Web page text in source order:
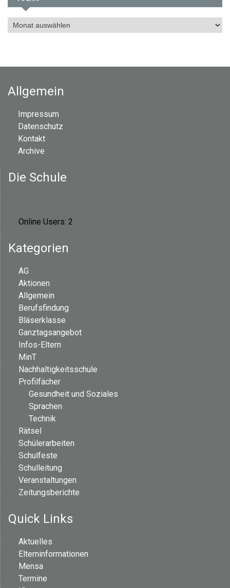
r
i
Allgemein
Impressum
Datenschutz
Kontakt
Archive
Die Schule
Online Users: 2
Kategorien
AG
Aktionen
Allgemein
Berufsfindung
Bläserklasse
Ganztagsangebot
Infos-Eltern
MinT
Nachhaltigkeitsschule
Profilfächer
Gesundheit und Soziales
Sprachen
Technik
Rätsel
Schülerarbeiten
Schulfeste
Schulleitung
Veranstaltungen
Zeitungsberichte
Quick Links
Aktuelles
Elterninformationen
Mensa
Termine